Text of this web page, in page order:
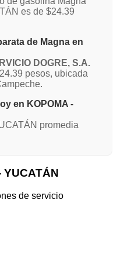
es de $24.39
de Magna en
DOGRE, S.A.
pesos, ubicada
en KOPOMA -
promedia
de servicio